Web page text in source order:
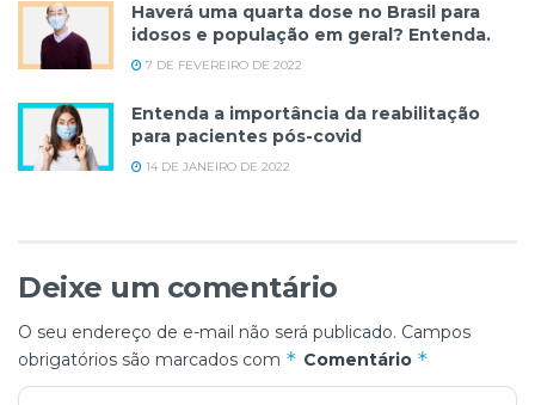
Haverá uma quarta dose no Brasil para
idosos e população em geral? Entenda.
7 DE FEVEREIRO DE 2022
Entenda a importância da reabilitação
para pacientes pós-covid
14 DE JANEIRO DE 2022
Deixe um comentário
O seu endereço de e-mail não será publicado. Campos
obrigatórios são marcados com * Comentário *